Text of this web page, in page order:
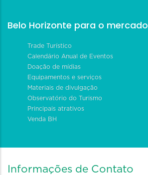
Belo Horizonte para o mercado
Trade Turístico
Calendário Anual de Eventos
Doação de mídias
Equipamentos e serviços
Materiais de divulgação
Observatório do Turismo
Principais atrativos
Venda BH
Informações de Contato